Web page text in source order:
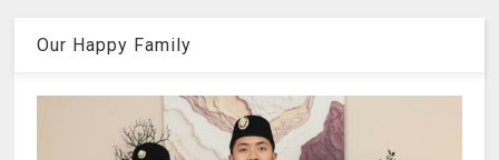
Our Happy Family